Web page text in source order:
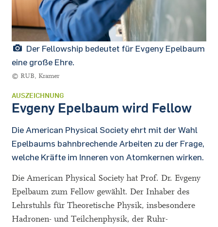
Der Fellowship bedeutet für Evgeny Epelbaum
eine große Ehre.
© RUB, Kramer
AUSZEICHNUNG
Evgeny Epelbaum wird Fellow
Die American Physical Society ehrt mit der Wahl
Epelbaums bahnbrechende Arbeiten zu der Frage,
welche Kräfte im Inneren von Atomkernen wirken.
Die American Physical Society hat Prof. Dr. Evgeny
Epelbaum zum Fellow gewählt. Der Inhaber des
Lehrstuhls für Theoretische Physik, insbesondere
Hadronen- und Teilchenphysik, der Ruhr-